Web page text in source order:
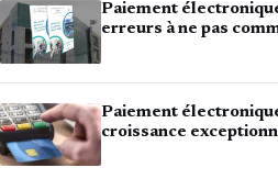
Paiement
erreurs à ne pas
Paiement
croissance